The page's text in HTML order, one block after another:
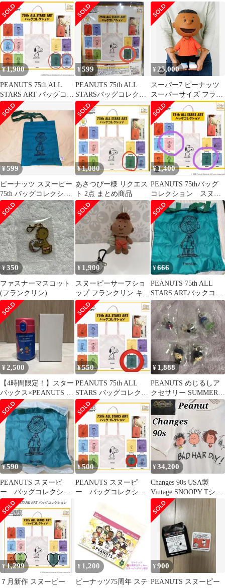
ョンFranklin
ン フランクリン ガ
チャガチャ
ン 2点
¥1,900
PEANUTS 75th ALL
STARS ART バッグコレ
クション
¥599
PEANUTS 75th ALL
STARSバッグコレクシ
ョンガチャ
¥25,000
スーパー7 ピーナッツ
スーパーサイズ フラン
クリン
¥599
ピーナッツ スヌーピー
75th バッグコレクショ
ン フランクリン
¥1,080
あさつぴー様 リクエス
ト 2点 まとめ商品
¥1,400
PEANUTS 75thバッグ
コレクション スヌー
ピー エコバッグ 新
品 ガチャ
¥350
ファスナーマスコット
(フランクリン)
¥ 1,900
スヌーピーサーフショ
ップ フランクリン キー
ホルダー 訳あり ハワ
イHawaii
¥666
PEANUTS 75th ALL
STARS ARTバックコレ
クション
¥2,500
【4時間限定！】スター
バックス×PEANUTS ス
テンレスプチボトル ス
ヌーピー
¥550
PEANUTS 75th ALL
STARS バッグコレクシ
ョン フランクリン
¥ 1,888
PEANUTS めじるしア
クセサリー SUMMER
スヌーピー ガチャ
¥590
PEANUTS スヌーピ
ー バッグコレクショ
ン フランクリン ガ
チャガチャ
¥500
PEANUTS スヌーピ
ー バッグコレクショ
¥34,200
Changes 90s USA製
Vintage SNOOPY Tシャ
ツ XL
¥1,299
７月新作 スヌーピー
¥ 1,200
ピーナッツ75周年 ステ
¥900
PEANUTS スヌーピー